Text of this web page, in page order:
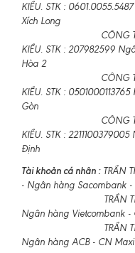
KIỀU. STK :
Xích Long
CÔNG
KIỀU. STK : 207982599
Hòa 2
CÔNG
KIỀU. STK :
Gòn
CÔNG
KIỀU. STK :
Định
Tài khoản cá nhân :TRẦN
- Ngân hàng Sacombank
TRẦN
Ngân hàng Vietcombank -
TRẦN THỊ
Ngân hàng ACB - CN